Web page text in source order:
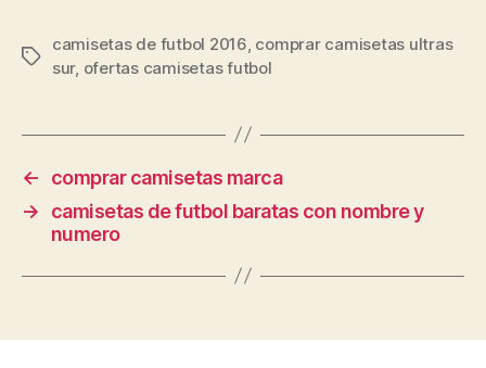
Etiquetas
camisetas de futbol 2016 comprar camisetas ultras
sur, ofertas camisetas futbol
←
comprar camisetas marca
→
camisetas de futbol baratas con nombre y
numero